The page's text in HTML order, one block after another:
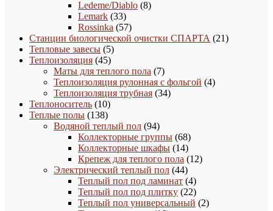
товара
Ledeme/Diablo 88
Lemark 3333
товара
Rossinka 5757
товаров
Станции биологической очистки СПАРТА 2121
Тепловые завесы 55
товаров
Теплоизоляция 4545
товаров
Маты для теплого пола 77
товаров
Теплоизоляция рулонная с фольгой 44
Теплоизоляция трубная 3434
Теплоноситель 1010
товаров
Теплые полы 138138
товаров
Водяной теплый пол 9494
товара
Коллекторные группы 6868
товаров
Коллекторные шкафы 1414
товаров
Крепеж для теплого пола 1212
Электрический теплый пол 4444
товара
Теплый пол под ламинат 44
товара
Теплый пол под плитку 2222
товара
Теплый пол универсальный 22